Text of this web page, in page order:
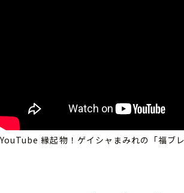
YouTube 縁起物！ゲイシャまみれの「福ブ